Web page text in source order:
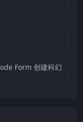
Form 创建科幻